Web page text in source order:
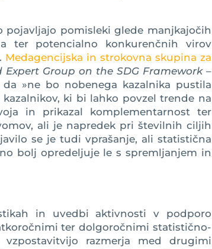
pojavljajo pomisleki glede manjkajočih
ter potencialno konkurenčnih virov
Medagencijska in strokovna skupina za
Group on the SDG Framework–
»ne bo nobenega kazalnika pustila
ki bi lahko povzel trende na
in prikazal komplementarnost ter
ali je napredek pri številnih ciljih
se je tudi vprašanje, ali statistična
bolj opredeljuje le s spremljanjem in
in uvedbi aktivnosti v podporo
ter dolgoročnimi statistično-
razmerja med drugimi